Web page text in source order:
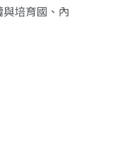
培育國、內